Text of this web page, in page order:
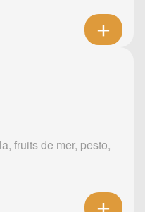
fruits de mer, pesto,